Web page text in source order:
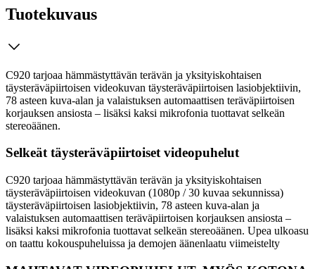
Tuotekuvaus
C920 tarjoaa hämmästyttävän terävän ja yksityiskohtaisen
täysteräväpiirtoisen videokuvan täysteräväpiirtoisen lasiobjektiivin,
78 asteen kuva-alan ja valaistuksen automaattisen teräväpiirtoisen
korjauksen ansiosta – lisäksi kaksi mikrofonia tuottavat selkeän
stereoäänen.
Selkeät täysteräväpiirtoiset videopuhelut
C920 tarjoaa hämmästyttävän terävän ja yksityiskohtaisen
täysteräväpiirtoisen videokuvan (1080p / 30 kuvaa sekunnissa)
täysteräväpiirtoisen lasiobjektiivin, 78 asteen kuva-alan ja
valaistuksen automaattisen teräväpiirtoisen korjauksen ansiosta –
lisäksi kaksi mikrofonia tuottavat selkeän stereoäänen. Upea ulkoasu
on taattu kokouspuheluissa ja demojen äänenlaatu viimeistelty